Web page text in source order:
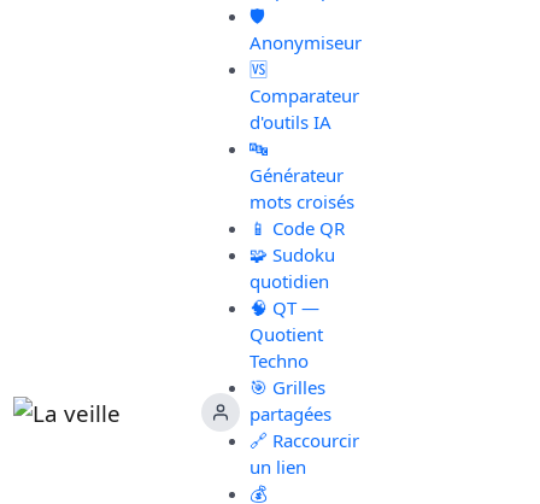
🛡️
Anonymiseur
🆚
Comparateur
d'outils IA
🔤
Générateur
mots croisés
📱 Code QR
🧩 Sudoku
quotidien
🧠 QT —
Quotient
Techno
🎯 Grilles
partagées
🔗 Raccourcir
un lien
💰